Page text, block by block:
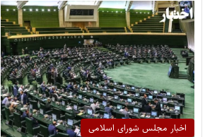
اخبار مجلس شورای اسلامی